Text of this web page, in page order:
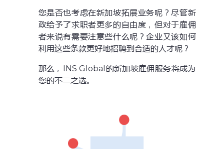
您是否也考虑在新加坡拓展业务呢？尽管新
政给予了求职者更多的自由度，但对于雇佣
者来说有需要注意些什么呢？企业又该如何
利用这些条款更好地招聘到合适的人才呢？
那么，INS Global的新加坡雇佣服务将成为
您的不二之选。